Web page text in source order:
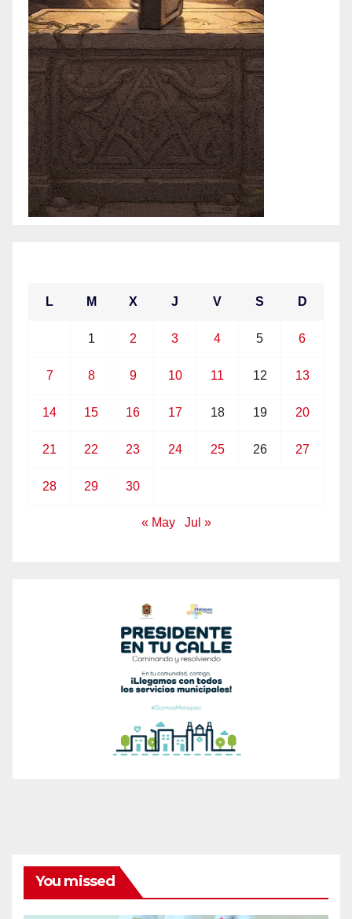
L M X J V S D
1 2 3 4 5 6
7 8 9 10 11 12 13
14 15 16 17 18 19 20
21 22 23 24 25 26 27
28 29 30
« May Jul »
You missed